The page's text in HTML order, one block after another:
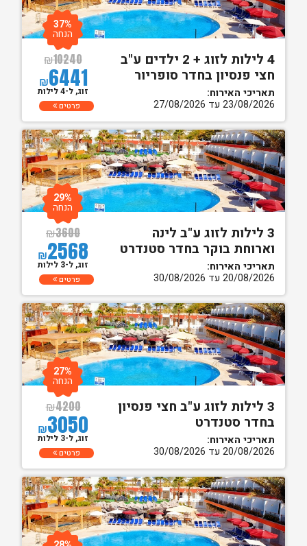
4 לילות לזוג + 2 ילדים ע"ב
חצי פנסיון בחדר סופריור
תאריכי האירוח:
23/08/2026 עד 27/08/2026
₪10240
₪6441
37%
הנחה
זוג, ל-4 לילות
פרטים
3 לילות לזוג ע"ב לינה
וארוחת בוקר בחדר סטנדרט
תאריכי האירוח:
20/08/2026 עד 30/08/2026
₪3600
₪2568
29%
הנחה
זוג, ל-3 לילות
פרטים
3 לילות לזוג ע"ב חצי פנסיון
בחדר סטנדרט
תאריכי האירוח:
20/08/2026 עד 30/08/2026
₪4200
₪3050
27%
הנחה
זוג, ל-3 לילות
פרטים